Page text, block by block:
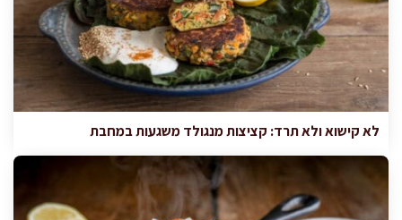
לא קישוא ולא תרד: קציצות מנגולד משגעות במחבת